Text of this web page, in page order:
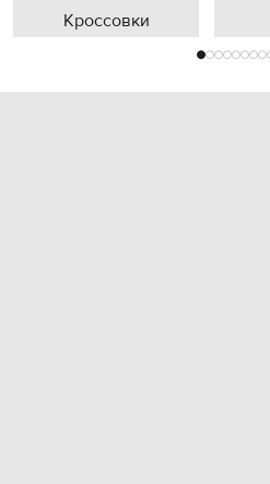
Кроссовки